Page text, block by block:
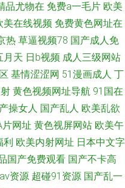
蜜芽AV久久 91黄页网址 wwww
天干aⅤ www簧片网站
品尤物在 免费a一毛片 欧美
美在线视频 免费黄色网址在
热 草逼视频78 国产成人免
月天 日b视频 成人三级网站
基情涩涩网 51漫画成人 丁
黄色视频网址导航 91国在
操女人 国产乱人 欧美乱欲
网址 黄色视屏网站 欧美午
利 欧美内射网址 日本中文字
国产免费观看 国产不卡高
资源 超碰91资源 国产乱一